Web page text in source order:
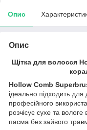
Опис
Опис
Щітка для волосся
Hollow Comb
ідеально підходить
професійного
розчісує сухе та
пасма без зайвого